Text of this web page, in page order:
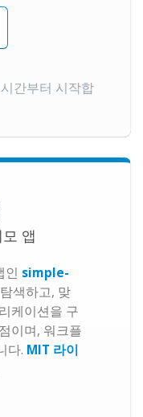
간부터 시작합
앱
인 simple-
색하고, 맞
케이션을 구
이며, 워크플
다. MIT 라이